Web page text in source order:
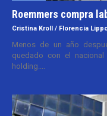
Roemmers compra
Cristina Kroll / Florencia
Menos de un año
quedado con el
holding....